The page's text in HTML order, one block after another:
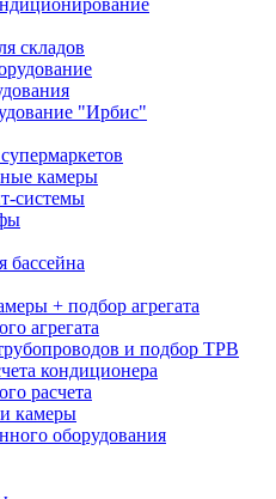
складов
"Ирбис"
камеры
системы
бассейна
+ подбор агрегата
агрегата
и подбор ТРВ
кондиционера
расчета
камеры
оборудования